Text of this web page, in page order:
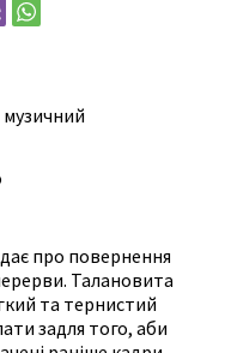
музичний
про повернення
Талановита
та тернистий
задля того, аби